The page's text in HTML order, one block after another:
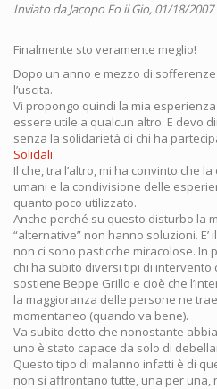
Inviato daJacopo Fo il Gio, 01/18/2007
Finalmente sto veramente meglio!
Dopo un anno e mezzo di
l’uscita.
Vi propongo quindi la mia
essere utile a qualcun altro. E devo
senza la solidarietà di chi ha
Solidali.
Il che, tra l’altro, mi ha convinto che
umani e la condivisione delle
quanto poco utilizzato.
Anche perché su questo disturbo la
“alternative” non hanno soluzioni.
non ci sono pasticche miracolose. In
chi ha subito diversi tipi di
sostiene Beppe Grillo e cioè che
la maggioranza delle persone ne
momentaneo (quando va bene).
Va subito detto che nonostante
uno è stato capace da solo di
Questo tipo di malanno infatti è di
non si affrontano tutte, una per una,